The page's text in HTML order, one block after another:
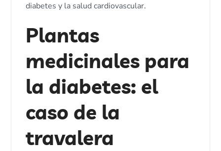
diabetes y la salud cardiovascular.
Plantas
medicinales para
la diabetes: el
caso de la
travalera